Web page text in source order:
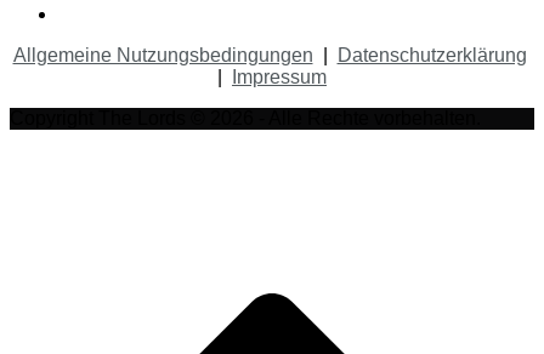
Allgemeine Nutzungsbedingungen
Datenschutzerklärung
Impressum